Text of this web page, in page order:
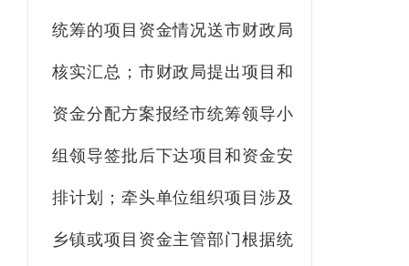
统筹的项目资金情况送市财政局
核实汇总；市财政局提出项目和
资金分配方案报经市统筹领导小
组领导签批后下达项目和资金安
排计划；牵头单位组织项目涉及
乡镇或项目资金主管部门根据统